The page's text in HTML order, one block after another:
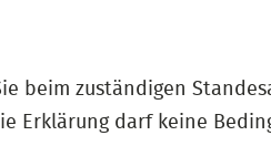
beim zuständigen
Erklärung darf keine